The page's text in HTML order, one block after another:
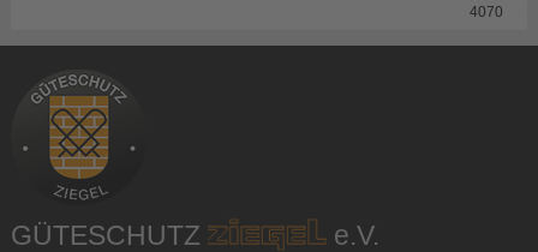
4070
GÜTESCHUTZ e.V.